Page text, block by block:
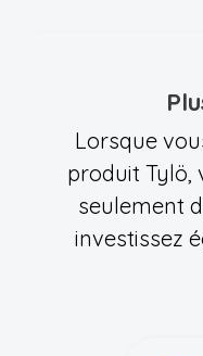
Lorsque
produit Tylö,
seulement
investissez